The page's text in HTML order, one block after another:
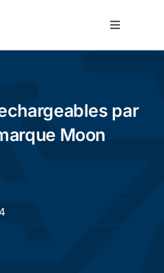
Toggle
par
Moon